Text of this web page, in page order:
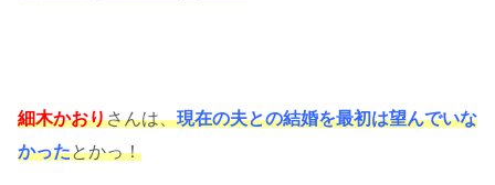
細木かおりさんは、現在の夫との結婚を最初は望んでいな
かったとかっ！